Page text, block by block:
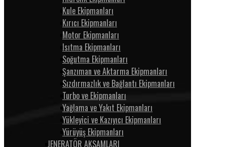
Kule Ekipmanları
Kırıcı Ekipmanları
Motor Ekipmanları
Isıtma Ekipmanları
Soğutma Ekipmanları
Şanzıman ve Aktarma Ekipmanları
Sızdırmazlık ve Bağlantı Ekipmanları
Turbo ve Ekipmanları
Yağlama ve Yakıt Ekipmanları
Yükleyici ve Kazıyıcı Ekipmanları
Yürüyüş Ekipmanları
JENERATÖR AKSAMLARI